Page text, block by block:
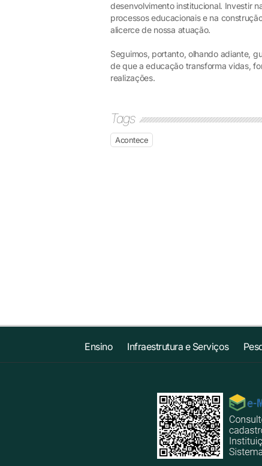
desenvolvimento institucional. Investir
processos educacionais e na
alicerce de nossa atuação.
Seguimos, portanto, olhando adiante,
de que a educação transforma vidas,
realizações.
Tags
Acontece
Ensino Infraestrutura e Serviços